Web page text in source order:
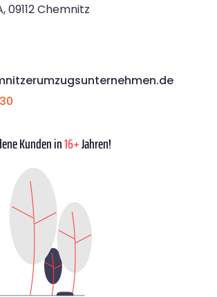
09112 Chemnitz
Kunden in16+Jahren!